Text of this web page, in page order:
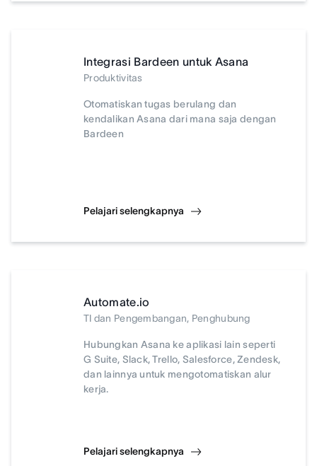
Integrasi Bardeen untuk Asana
Produktivitas
Otomatiskan tugas berulang dan
kendalikan Asana dari mana saja dengan
Bardeen
Pelajari selengkapnya
Automate.io
TI dan Pengembangan, Penghubung
Hubungkan Asana ke aplikasi lain seperti
G Suite, Slack, Trello, Salesforce, Zendesk,
dan lainnya untuk mengotomatiskan alur
kerja.
Pelajari selengkapnya